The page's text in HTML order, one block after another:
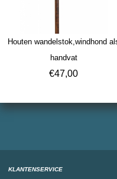
Houten wandelstok,windhond
handvat
€47,00
KLANTENSERVICE